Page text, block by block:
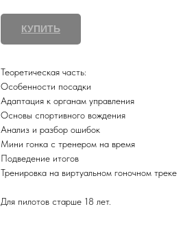
КУПИТЬ
Теоретическая часть:
Особенности посадки
Адаптация к органам управления
Основы спортивного вождения
Анализ и разбор ошибок
Мини гонка с тренером на время
Подведение итогов
Тренировка на виртуальном гоночном треке
Для пилотов старше 18 лет.